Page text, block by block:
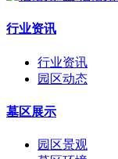
行业资讯
行业资讯
园区动态
墓区展示
园区景观